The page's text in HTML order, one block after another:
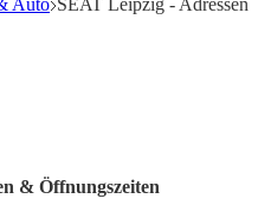
Auto SEAT Leipzig - Adressen
& Öffnungszeiten